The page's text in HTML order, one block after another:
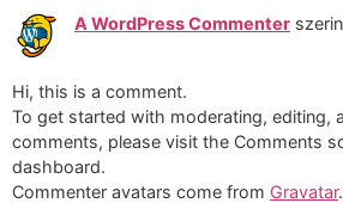
A WordPress Commenter
Hi, this is a comment.
To get started with moderating, editing,
comments, please visit the Comments
dashboard.
Commenter avatars come from Gravatar.